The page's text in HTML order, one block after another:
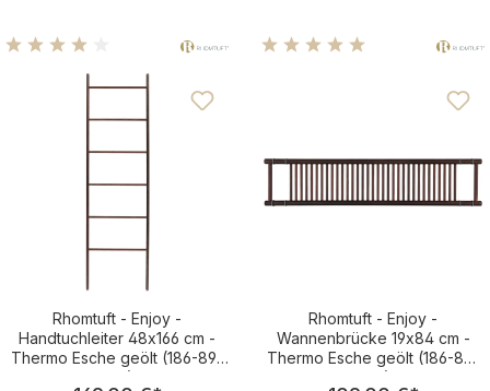
Durchschnittliche Bewertung von 4 von 5 Sternen
Rhomtuft - Enjoy -
Handtuchleiter 48x166 cm -
Thermo Esche geölt (186-89-
069)
Regulärer Preis:
Rhomtuft - Enjoy -
Wannenbrücke 19x84 cm -
Thermo Esche geölt (186-88-
033)
Regulärer